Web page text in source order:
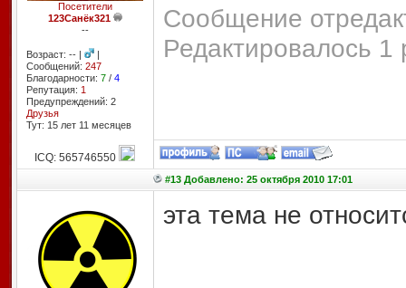
Посетители
123Санёк321
--
Возраст: -- |
|
Сообщений: 247
Благодарности: 7/ 4
Репутация: 1
Предупреждений: 2
Друзья
Тут: 15 лет 11 месяцев
Сообщение
Редактировалось 1
ICQ: 565746550
#13 Добавлено: 25 октября 2010 17:01
эта тема не